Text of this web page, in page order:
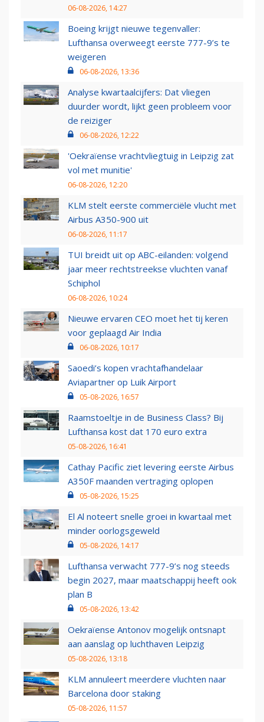
06-08-2026, 14:27
Boeing krijgt nieuwe tegenvaller:
Lufthansa overweegt eerste 777-9’s te
weigeren
06-08-2026, 13:36
Analyse kwartaalcijfers: Dat vliegen
duurder wordt, lijkt geen probleem voor
de reiziger
06-08-2026, 12:22
'Oekraïense vrachtvliegtuig in Leipzig zat
vol met munitie'
06-08-2026, 12:20
KLM stelt eerste commerciële vlucht met
Airbus A350-900 uit
06-08-2026, 11:17
TUI breidt uit op ABC-eilanden: volgend
jaar meer rechtstreekse vluchten vanaf
Schiphol
06-08-2026, 10:24
Nieuwe ervaren CEO moet het tij keren
voor geplaagd Air India
06-08-2026, 10:17
Saoedi’s kopen vrachtafhandelaar
Aviapartner op Luik Airport
05-08-2026, 16:57
Raamstoeltje in de Business Class? Bij
Lufthansa kost dat 170 euro extra
05-08-2026, 16:41
Cathay Pacific ziet levering eerste Airbus
A350F maanden vertraging oplopen
05-08-2026, 15:25
El Al noteert snelle groei in kwartaal met
minder oorlogsgeweld
05-08-2026, 14:17
Lufthansa verwacht 777-9’s nog steeds
begin 2027, maar maatschappij heeft ook
plan B
05-08-2026, 13:42
Oekraïense Antonov mogelijk ontsnapt
aan aanslag op luchthaven Leipzig
05-08-2026, 13:18
KLM annuleert meerdere vluchten naar
Barcelona door staking
05-08-2026, 11:57